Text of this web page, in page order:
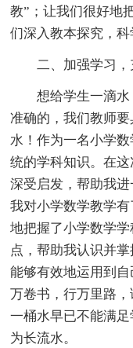
教”；让我们很好地
们深入教本探究，科
二、加强学习，
想给学生一滴
准确的，我们教师
水！作为一名小学
统的学科知识。在
深受启发，帮助我
我对小学数学教学
地把握了小学数学
点，帮助我认识并
能够有效地运用到
万卷书，行万里路，
一桶水早已不能满
为长流水。